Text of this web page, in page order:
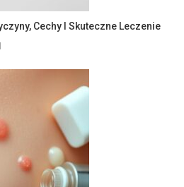
Cechy I Skuteczne Leczenie